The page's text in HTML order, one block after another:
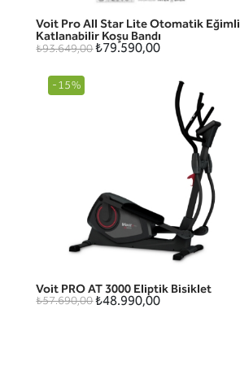
HIZLI GÖRÜNÜM
Voit Pro All Star Lite Otomatik Eğimli
Katlanabilir Koşu Bandı
₺93.649,00₺79.590,00
HIZLI GÖRÜNÜM
-15%
Voit PRO AT 3000 Eliptik Bisiklet
₺57.690,00₺48.990,00